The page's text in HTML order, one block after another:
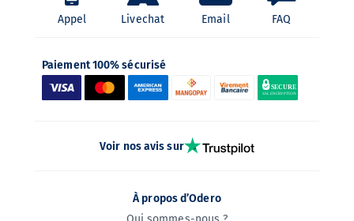
À propos d’Odero
Paiement 100% sécurisé
Voir nos avis sur
Appel Livechat Email FAQ